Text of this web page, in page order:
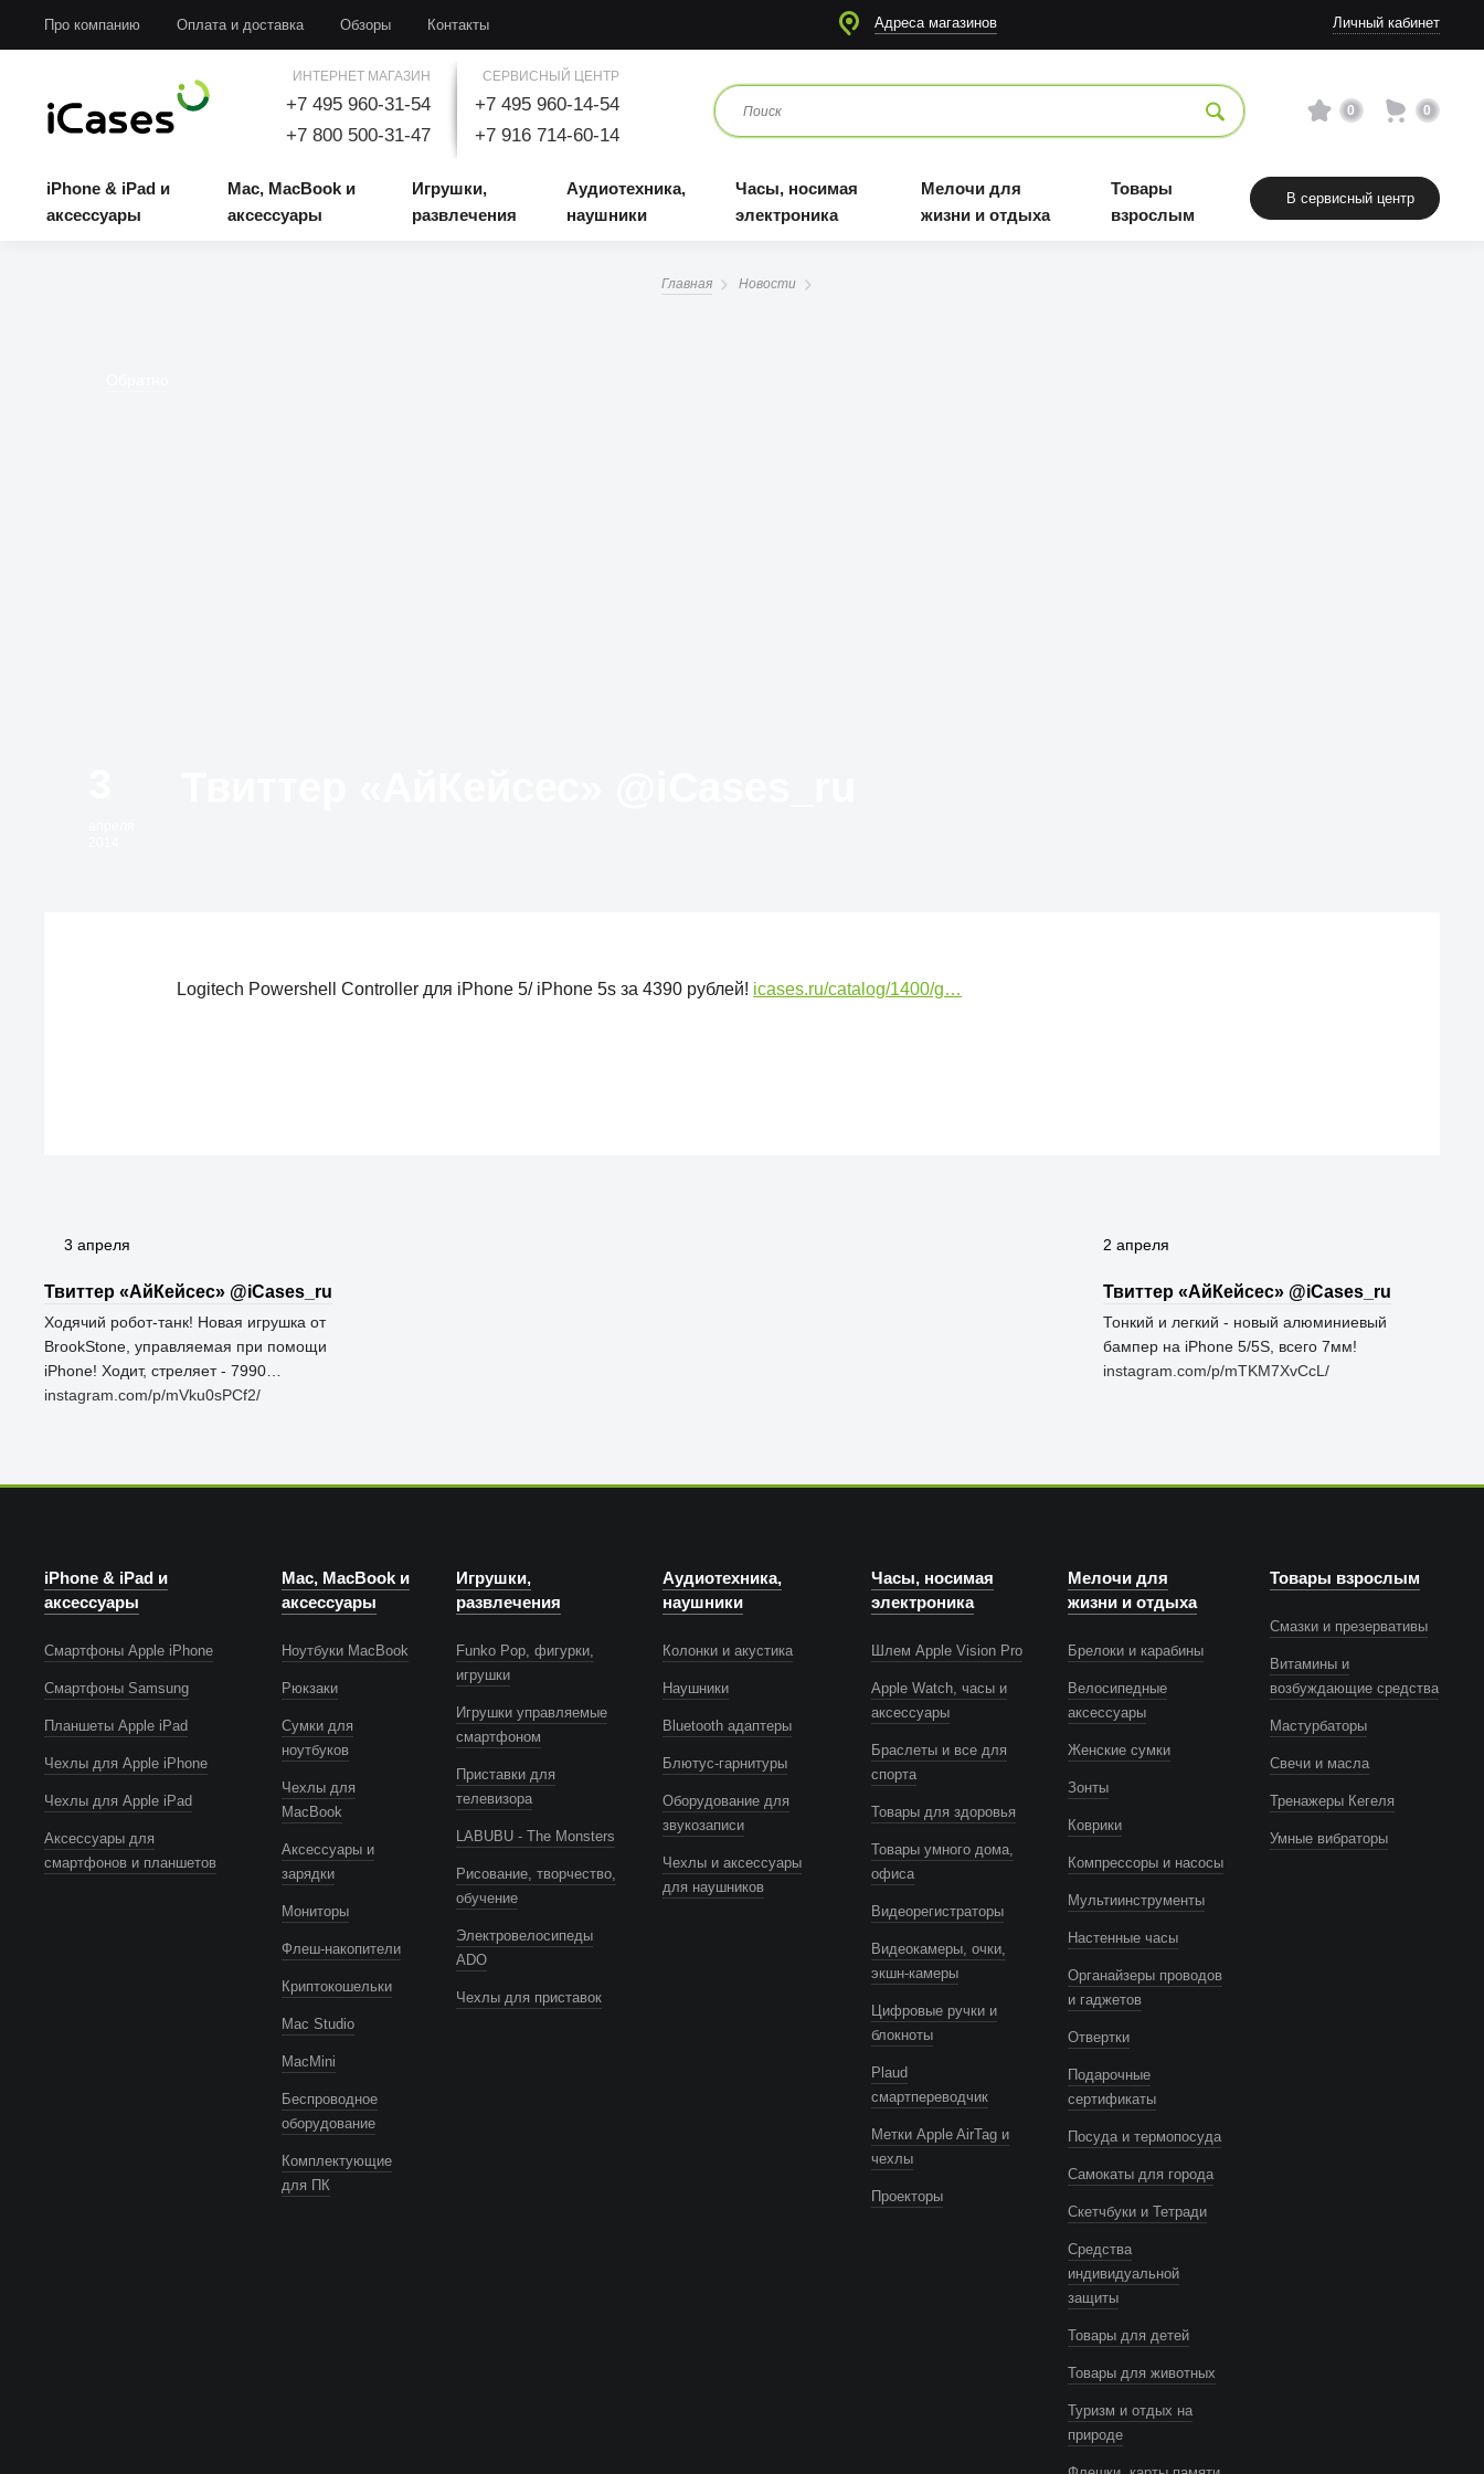
Про компанию Оплата и доставка Обзоры Контакты Адреса магазинов Личный кабинет
ИНТЕРНЕТ МАГАЗИН
+7 495 960-31-54
+7 800 500-31-47
СЕРВИСНЫЙ ЦЕНТР
+7 495 960-14-54
+7 916 714-60-14
0 0
iPhone & iPad и
аксессуары
Mac, MacBook и
аксессуары
Игрушки,
развлечения
Аудиотехника,
наушники
Часы, носимая
электроника
Мелочи для
жизни и отдыха
Товары
взрослым
В сервисный центр
Главная Новости
Logitech Powershell Controller для iPhone 5/ iPhone 5s за 4390 рублей! icases.ru/catalog/1400/g…
2 апреля
Твиттер «АйКейсес» ‏@iCases_ru
Тонкий и легкий - новый алюминиевый
бампер на iPhone 5/5S, всего 7мм!
instagram.com/p/mTKM7XvCcL/
3 апреля
Твиттер «АйКейсес» ‏@iCases_ru
Ходячий робот-танк! Новая игрушка от
BrookStone, управляемая при помощи
iPhone! Ходит, стреляет - 7990…
instagram.com/p/mVku0sPCf2/
iPhone & iPad и
аксессуары
Смартфоны Apple iPhone
Смартфоны Samsung
Планшеты Apple iPad
Чехлы для Apple iPhone
Чехлы для Apple iPad
Аксессуары для
смартфонов и планшетов
Mac, MacBook и
аксессуары
Ноутбуки MacBook
Рюкзаки
Сумки для
ноутбуков
Чехлы для
MacBook
Аксессуары и
зарядки
Мониторы
Флеш-накопители
Криптокошельки
Mac Studio
MacMini
Беспроводное
оборудование
Комплектующие
для ПК
Игрушки,
развлечения
Funko Pop, фигурки,
игрушки
Игрушки управляемые
смартфоном
Приставки для
телевизора
LABUBU - The Monsters
Рисование, творчество,
обучение
Электровелосипеды
ADO
Чехлы для приставок
Аудиотехника,
наушники
Колонки и акустика
Наушники
Bluetooth адаптеры
Блютус-гарнитуры
Оборудование для
звукозаписи
Чехлы и аксессуары
для наушников
Часы, носимая
электроника
Шлем Apple Vision Pro
Apple Watch, часы и
аксессуары
Браслеты и все для
спорта
Товары для здоровья
Товары умного дома,
офиса
Видеорегистраторы
Видеокамеры, очки,
экшн-камеры
Цифровые ручки и
блокноты
Plaud
смартпереводчик
Метки Apple AirTag и
чехлы
Проекторы
Мелочи для
жизни и отдыха
Брелоки и карабины
Велосипедные
аксессуары
Женские сумки
Зонты
Коврики
Компрессоры и насосы
Мультиинструменты
Настенные часы
Органайзеры проводов
и гаджетов
Отвертки
Подарочные
сертификаты
Посуда и термопосуда
Самокаты для города
Скетчбуки и Тетради
Средства
индивидуальной
защиты
Товары для детей
Товары для животных
Туризм и отдых на
природе
Товары взрослым
Смазки и презервативы
Витамины и
возбуждающие средства
Мастурбаторы
Свечи и масла
Тренажеры Кегеля
Умные вибраторы